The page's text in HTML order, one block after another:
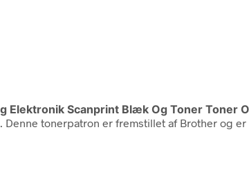
Elektronik Scanprint Blæk Og Toner Toner
tonerpatron er fremstillet af Brother og